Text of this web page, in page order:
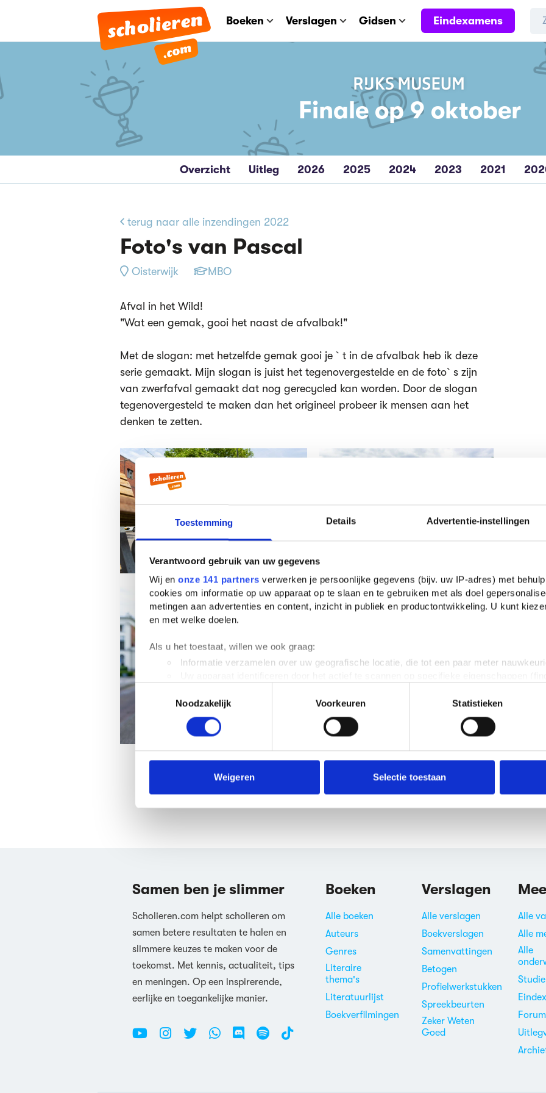
Toestemming Details Advertentie-instellingen
Verantwoord gebruik van uw gegevens
Wij en onze 141 partners verwerken je persoonlijke gegevens (bijv. uw IP-adres) met
cookies om informatie op uw apparaat op te slaan en te gebruiken met als doel
metingen aan advertenties en content, inzicht in publiek en productontwikkeling. U kunt
en met welke doelen.
Als u het toestaat, willen we ook graag:
Informatie verzamelen over uw geografische locatie, die tot een paar meter
toestemming op elk moment wijzigen of intrekken in de Cookieverklaring.
We gebruiken cookies om content en advertenties te personaliseren, om functies voor
media, adverteren en analyse. Deze partners kunnen deze gegevens combineren met
verstrekt of die ze hebben verzameld op basis van jouw gebruik van hun services.
Toestemmingsselectie
Noodzakelijk
Voorkeuren Statistieken
Weigeren Selectie toestaan
Boeken Verslagen Gidsen Eindexamens
Finale op 9 oktober
Overzicht Uitleg 2026 2025 2024 2023 2021
terug naar alle inzendingen 2022
Foto's van Pascal
Oisterwijk MBO
Afval in het Wild!
"Wat een gemak, gooi het naast de afvalbak!"
Met de slogan: met hetzelfde gemak gooi je `t in de afvalbak heb ik deze
serie gemaakt. Mijn slogan is juist het tegenovergestelde en de foto`s zijn
van zwerfafval gemaakt dat nog gerecycled kan worden. Door de slogan
tegenovergesteld te maken dan het origineel probeer ik mensen aan het
denken te zetten.
Het
Samen ben je slimmer
Scholieren.com helpt scholieren om
samen betere resultaten te halen en
slimmere keuzes te maken voor de
toekomst. Met kennis, actualiteit, tips
en meningen. Op een inspirerende,
eerlijke en toegankelijke manier.
Boeken
Alle boeken
Auteurs
Genres
Literaire
thema's
Literatuurlijst
Boekverfilmingen
Verslagen
Alle verslagen
Boekverslagen
Samenvattingen
Betogen
Profielwerkstukken
Spreekbeurten
Zeker Weten
Goed
Alle
Alle
Alle
Forum